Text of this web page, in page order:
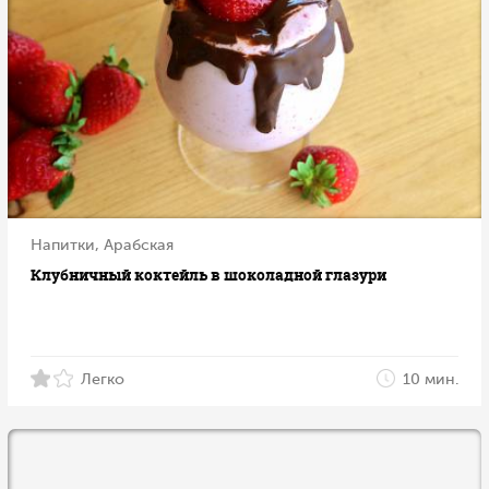
Напитки, Арабская
Клубничный коктейль в шоколадной глазури
Легко 10 мин.